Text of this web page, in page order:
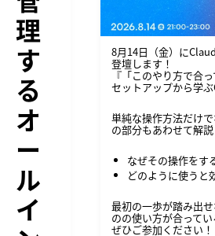
理
す
る
オ
ー
ル
イ
8月14日（金）に
登壇します！
『「このやり方で合
セットアップから学ぶ
単純な操作方法だけ
の部分もあわせて解説
なぜその操作をす
どのように使うと
最初の一歩が踏み出
のの使い方が合って
ぜひご参加ください！